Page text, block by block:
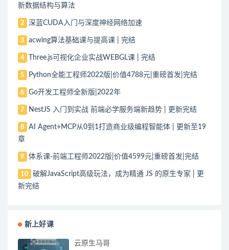
新数据结构与算法
2 深蓝CUDA入门与深度神经网络加速
3 acwing算法基础课与提高课 | 完结
4 Three.js可视化企业实战WEBGL课 | 完结
5 Python全能工程师2022版|价值4788元|重磅首发|完结
6 Go开发工程师全新版|2022年
7 NestJS 入门到实战 前端必学服务端新趋势 | 更新完结
8
AI Agent+MCP从0到1打造商业级编程智能体 | 更新至19
章
9 体系课-前端工程师2022版|价值4599元|重磅首发|完结
10
破解JavaScript高级玩法，成为精通 JS 的原生专家 | 更
新完结
新上好课
云原生马哥